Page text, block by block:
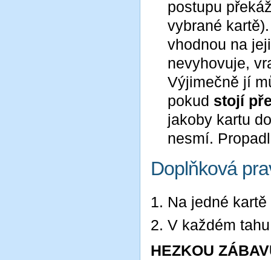
postupu
vybrané
vhodnou na
nevyhovuje,
Výjimečně jí
pokud stojí
jakoby kartu
nesmí.
Doplňková
Na jedné
V každém
HEZKOU